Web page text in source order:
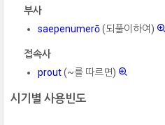
부사
saepenumerō(되풀이하여)
접속사
prout(~를 따르면)
시기별 사용빈도